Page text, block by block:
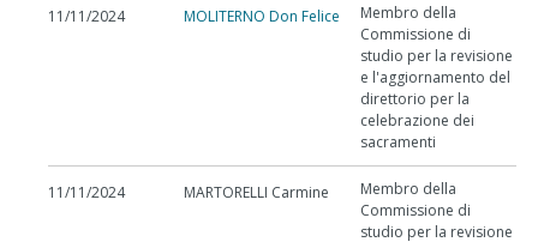
11/11/2024 MOLITERNO Don Felice
Membro della
Commissione di
studio per la revisione
e l'aggiornamento del
direttorio per la
celebrazione dei
sacramenti
11/11/2024 MARTORELLI Carmine
Membro della
Commissione di
studio per la revisione